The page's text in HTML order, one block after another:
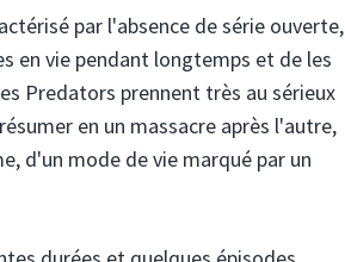
par l'absence de série ouverte,
en vie pendant longtemps et de les
Predators prennent très au sérieux
en un massacre après l'autre,
d'un mode de vie marqué par un